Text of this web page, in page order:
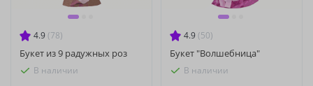
4.9 (78)
Букет из 9 радужных роз
В наличии
4.9 (50)
Букет "Волшебница"
В наличии